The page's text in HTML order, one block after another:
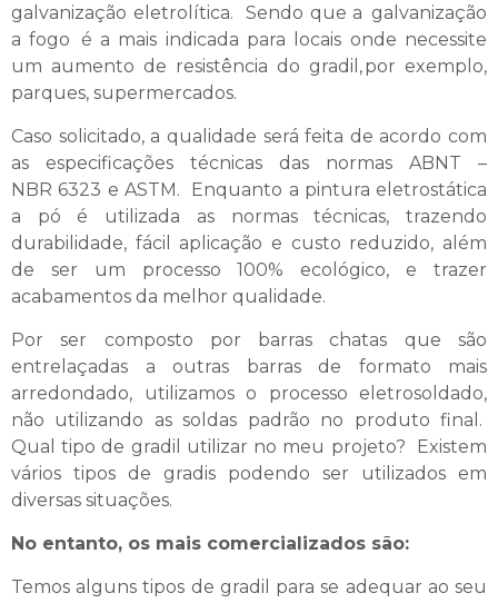
galvanização eletrolítica. Sendo que a galvanização
a fogo é a mais indicada para locais onde necessite
um aumento de resistência do gradil, por exemplo,
parques, supermercados.
Caso solicitado, a qualidade será feita de acordo com
as especificações técnicas das normas ABNT –
NBR 6323 e ASTM. Enquanto a pintura eletrostática
a pó é utilizada as normas técnicas, trazendo
durabilidade, fácil aplicação e custo reduzido, além
de ser um processo 100% ecológico, e trazer
acabamentos da melhor qualidade.
Por ser composto por barras chatas que são
entrelaçadas a outras barras de formato mais
arredondado, utilizamos o processo eletrosoldado,
não utilizando as soldas padrão no produto final.
Qual tipo de gradil utilizar no meu projeto? Existem
vários tipos de gradis podendo ser utilizados em
diversas situações.
No entanto, os mais comercializados são:
Temos alguns tipos de gradil para se adequar ao seu